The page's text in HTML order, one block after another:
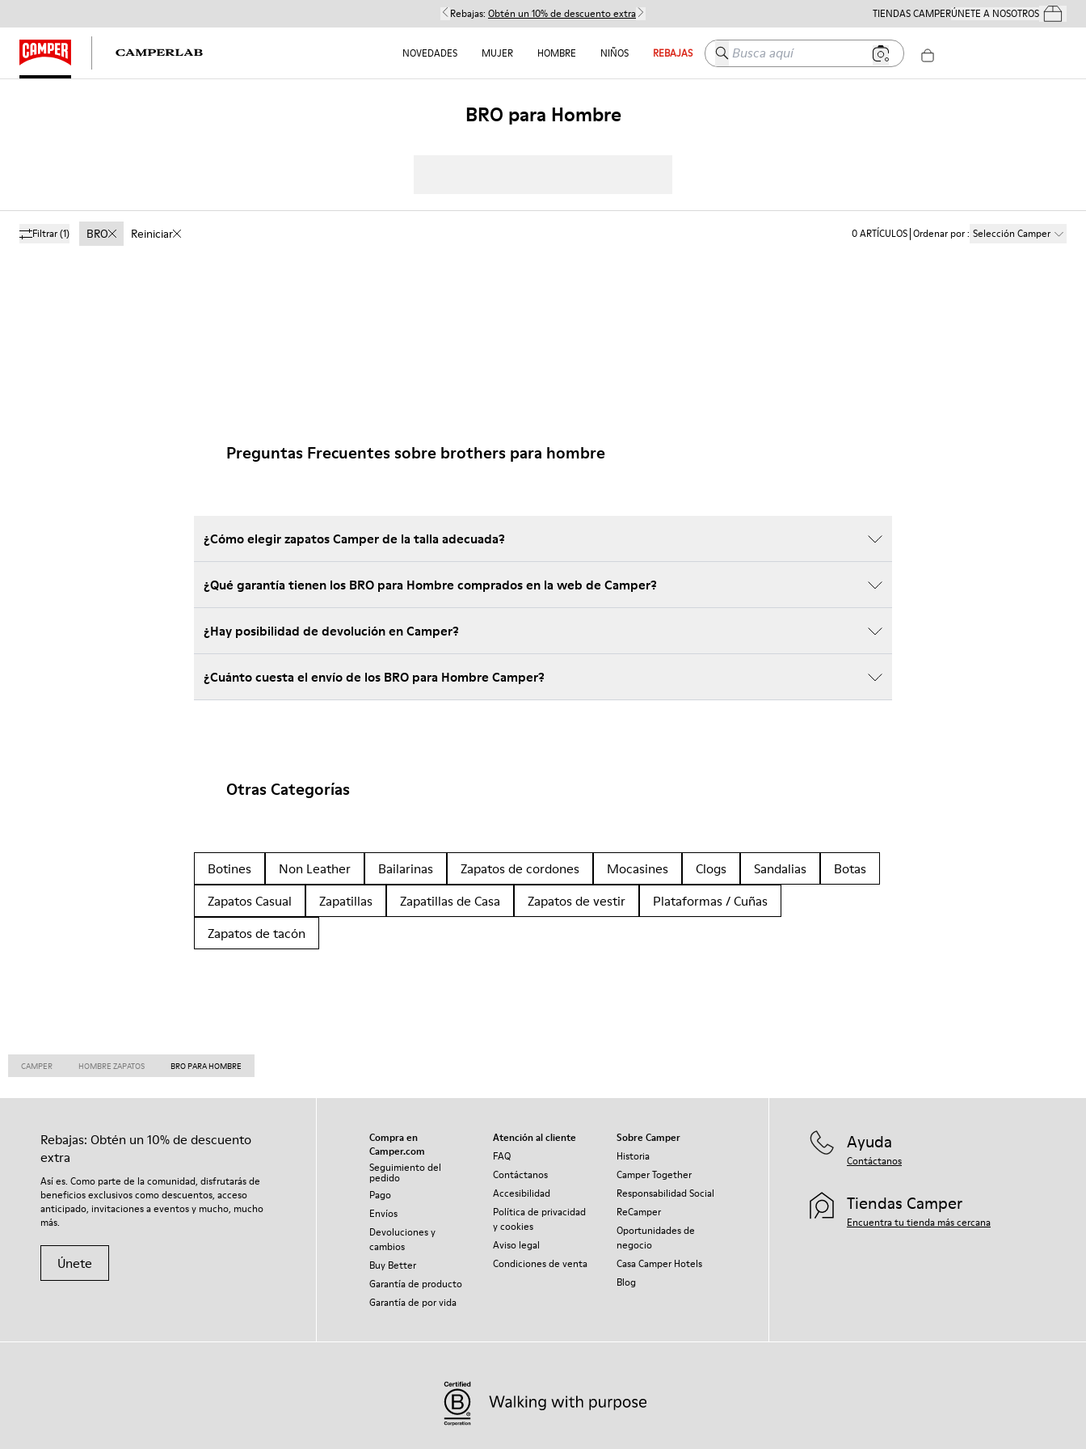
Rebajas: Obtén un 10% de descuento extra TIENDAS CAMPERÚNETE A NOSOTROSTus
NOVEDADES MUJER HOMBRE NIÑOS REBAJAS Busca aquí
BRO para Hombre
Filtrar(1) BRO Reiniciar 0ARTÍCULOS Ordenar por: Selección Camper
Preguntas Frecuentes sobre brothers para hombre
¿Cómo elegir zapatos Camper de la talla adecuada?
¿Qué garantía tienen los BRO para Hombre comprados en la web de Camper?
¿Hay posibilidad de devolución en Camper?
¿Cuánto cuesta el envío de los BRO para Hombre Camper?
Otras Categorías
Botines Non Leather Bailarinas Zapatos de cordones Mocasines Clogs Sandalias
Botas
Zapatos Casual
Zapatillas Zapatillas de Casa Zapatos de vestir
Plataformas / Cuñas
Zapatos de tacón
CAMPER HOMBRE ZAPATOS BRO PARA HOMBRE
Rebajas: Obtén un 10% de descuento
extra
Así es. Como parte de la comunidad, disfrutarás de
beneficios exclusivos como descuentos, acceso
anticipado, invitaciones a eventos y mucho, mucho
más.
Únete
Compra en
Camper.com
Seguimiento del
pedido
Pago
Envíos
Devoluciones y
cambios
Buy Better
Garantía de producto
Garantía de por vida
Atención al cliente
FAQ
Contáctanos
Accesibilidad
Política de privacidad
y cookies
Aviso legal
Condiciones de venta
Sobre Camper
Historia
Camper Together
Responsabilidad Social
ReCamper
Oportunidades de
negocio
Casa Camper Hotels
Blog
Ayuda
Contáctanos
Tiendas Camper
Encuentra tu tienda más cercana